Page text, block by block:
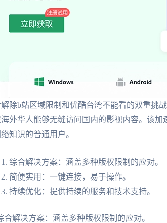
除b站区域限制和优酷台湾不能看的双重挑
外华人能够无缝访问国内的影视内容。该
知识的普通用户。
综合解决方案：涵盖多种版权限制的应对。
简便实用：一键连接，易于操作。
持续优化：提供持续的服务和技术支持。
合解决方案：涵盖多种版权限制的应对。